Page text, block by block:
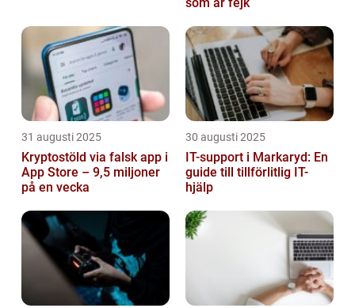
31 augusti 2025
Kryptostöld via falsk app i
App Store – 9,5 miljoner
på en vecka
30 augusti 2025
IT-support i Markaryd: En
guide till tillförlitlig IT-
hjälp